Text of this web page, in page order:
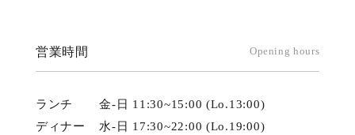
営業時間 Opening hours
ランチ
金-日 11:30~15:00 (Lo.13:00)
ディナー
水-日 17:30~22:00 (Lo.19:00)